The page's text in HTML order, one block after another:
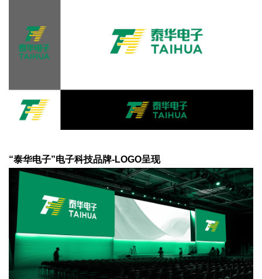
“泰华电子”电子科技品牌-LOGO呈现